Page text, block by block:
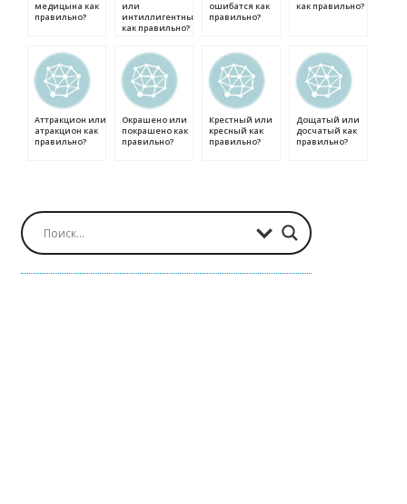
медицына как
правильно?
или
интиллигентный
как правильно?
ошибатся как
правильно?
как правильно?
Аттракцион или
атракцион как
правильно?
Окрашено или
покрашено как
правильно?
Крестный или
кресный как
правильно?
Дощатый или
досчатый как
правильно?